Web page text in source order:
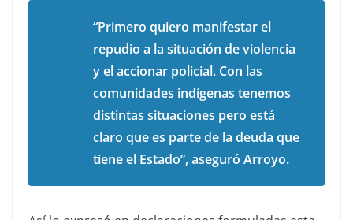
“Primero quiero manifestar el
repudio a la situación de violencia
y el accionar policial. Con las
comunidades indígenas tenemos
distintas situaciones pero está
claro que es parte de la deuda que
tiene el Estado”, aseguró Arroyo.